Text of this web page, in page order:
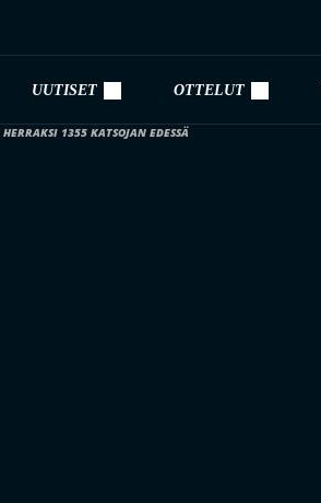
UUTISET OTTELUT
HERRAKSI 1355 KATSOJAN EDESSÄ